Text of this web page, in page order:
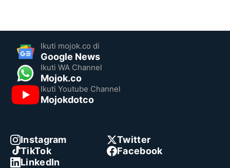
Ikuti mojok.co di
Google News
Ikuti WA Channel
Mojok.co
Ikuti Youtube Channel
Mojokdotco
Instagram
Twitter
TikTok
Facebook
LinkedIn